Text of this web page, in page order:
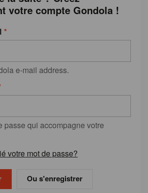
votre compte Gondola !
e-mail address.
passe qui accompagne votre
votre mot de passe?
Ou s'enregistrer